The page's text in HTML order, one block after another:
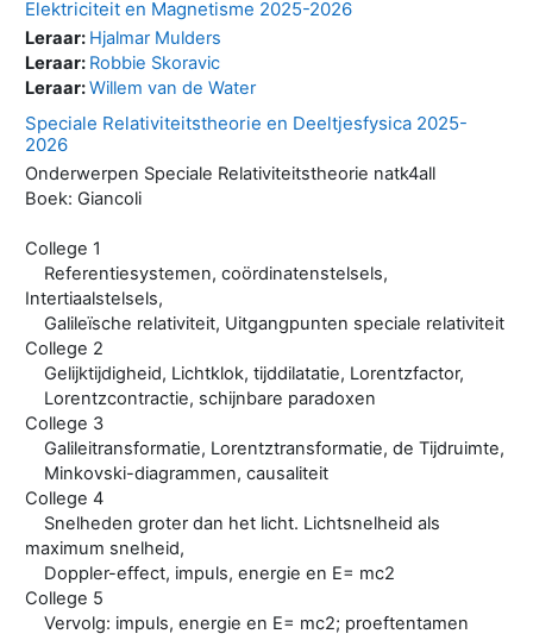
Elektriciteit en Magnetisme 2025-2026
Leraar: Hjalmar Mulders
Leraar: Robbie Skoravic
Leraar:Willem van de Water
Speciale Relativiteitstheorie en Deeltjesfysica 2025-
2026
Onderwerpen Speciale Relativiteitstheorie natk4all
Boek: Giancoli
College 1
Referentiesystemen, coördinatenstelsels,
Intertiaalstelsels,
Galileïsche relativiteit, Uitgangpunten speciale relativiteit
College 2
Gelijktijdigheid, Lichtklok, tijddilatatie, Lorentzfactor,
Lorentzcontractie, schijnbare paradoxen
College 3
Galileitransformatie, Lorentztransformatie, de Tijdruimte,
Minkovski-diagrammen, causaliteit
College 4
Snelheden groter dan het licht. Lichtsnelheid als
maximum snelheid,
Doppler-effect, impuls, energie en E= mc2
College 5
Vervolg: impuls, energie en E= mc2; proeftentamen